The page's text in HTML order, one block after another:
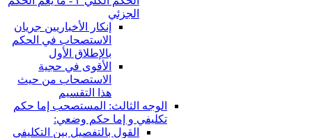
الجزئي
إنكار الأخباريين جريان
الاستصحاب في الحكم
بالإطلاق الأول
الأقوى في حجية
الاستصحاب من حيث
هذا التقسيم
الوجه الثالث: المستصحب إما حكم
تكليفي و إما حكم وضعي:
القول بالتفصيل بين التكليفي